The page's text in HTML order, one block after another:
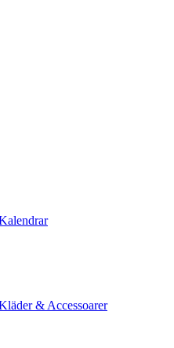
& Accessoarer